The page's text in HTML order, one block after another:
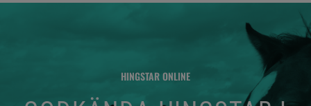
HINGSTAR ONLINE